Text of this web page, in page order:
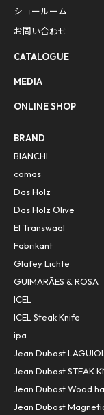
ショールーム
お問い合わせ
CATALOGUE
MEDIA
ONLINE SHOP
BRAND
BIANCHI
comas
Das Holz
Das Holz Olive
El Transwaal
Fabrikant
Glafey Lichte
GUIMARÃES & ROSA
ICEL
ICEL Steak Knife
ipa
Jean Dubost
Jean Dubost STEAK
Jean Dubost Wood
Jean Dubost